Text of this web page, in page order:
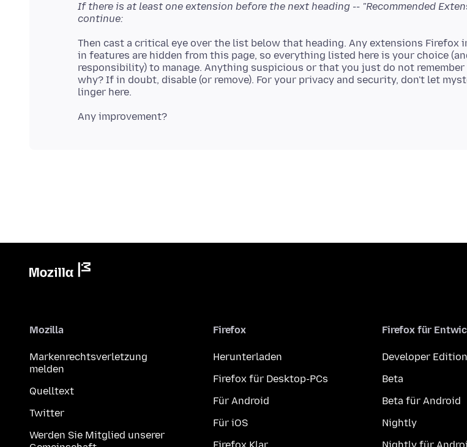
If there is at least one extension before the next heading -- "Recommended
continue:
Then cast a critical eye over the list below that heading. Any extensions Firefox
in features are hidden from this page, so everything listed here is your choice
responsibility) to manage. Anything suspicious or that you just do not
why? If in doubt, disable (or remove). For your privacy and security, don't let
Mozilla
Markenrechtsverletzung
melden
Quelltext
Twitter
Werden Sie Mitglied unserer
Firefox
Herunterladen
Firefox für Desktop-PCs
Für Android
Für iOS
Firefox für
Developer Edition
Beta
Beta für Android
Nightly